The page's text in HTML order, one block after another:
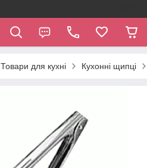
Товари для кухні Кухонні щипці